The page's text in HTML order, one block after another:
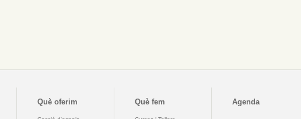
Què oferim Què fem Agenda